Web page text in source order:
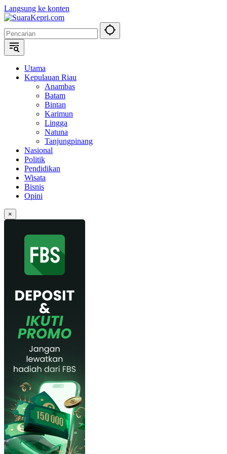
Langsung ke konten
Utama
Kepulauan Riau
Anambas
Batam
Bintan
Karimun
Lingga
Natuna
Tanjungpinang
Nasional
Politik
Pendidikan
Wisata
Bisnis
Opini
×